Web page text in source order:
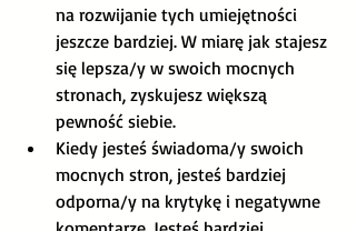
na rozwijanie tych umiejętności
jeszcze bardziej. W miarę jak stajesz
się lepsza/y w swoich mocnych
stronach, zyskujesz większą
pewność siebie.
Kiedy jesteś świadoma/y swoich
mocnych stron, jesteś bardziej
odporna/y na krytykę i negatywne